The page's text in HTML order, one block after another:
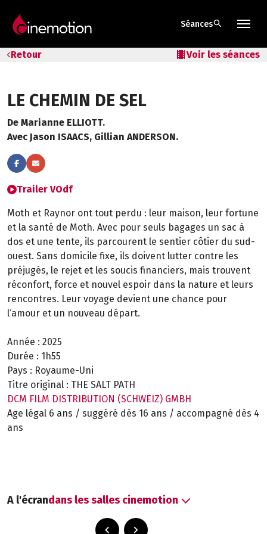
Séancessearch
Retour local_movies Voir les séances
LE CHEMIN DE SEL
De Marianne ELLIOTT.
Avec Jason ISAACS, Gillian ANDERSON.
Trailer VOdf
Moth et Raynor ont tout perdu : leur maison, leur fortune
et la santé de Moth. Avec pour seuls bagages un sac à
dos et une tente, ils parcourent le sentier côtier du sud-
ouest. Sans domicile fixe, ils doivent lutter contre les
préjugés, le rejet et les soucis financiers, mais trouvent
réconfort, force et nouvel espoir dans la nature et leurs
rencontres. Leur voyage devient une chance pour
l‘amour et un nouveau départ.
Année : 2025
Durée : 1h55
Pays : Royaume-Uni
Titre original : THE SALT PATH
DCM FILM DISTRIBUTION (SCHWEIZ) GMBH
Age légal 6 ans / suggéré dès 16 ans / accompagné dès 4
ans
A l'écrandans les salles cinemotion
Bons cadeaux
Bons plans
Programmes spéciaux